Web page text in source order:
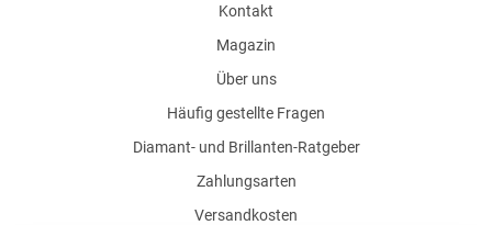
Kontakt
Magazin
Über uns
Häufig gestellte Fragen
Diamant- und Brillanten-Ratgeber
Zahlungsarten
Versandkosten